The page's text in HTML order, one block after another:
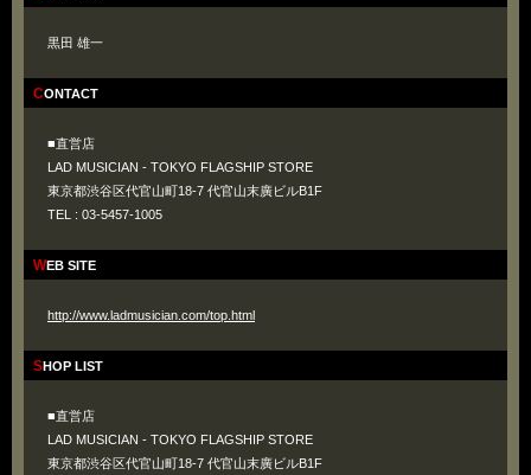
黒田 雄一
CONTACT
■直営店
LAD MUSICIAN - TOKYO FLAGSHIP STORE
東京都渋谷区代官山町18-7 代官山末廣ビルB1F
TEL : 03-5457-1005
WEB SITE
http://www.ladmusician.com/top.html
SHOP LIST
■直営店
LAD MUSICIAN - TOKYO FLAGSHIP STORE
東京都渋谷区代官山町18-7 代官山末廣ビルB1F